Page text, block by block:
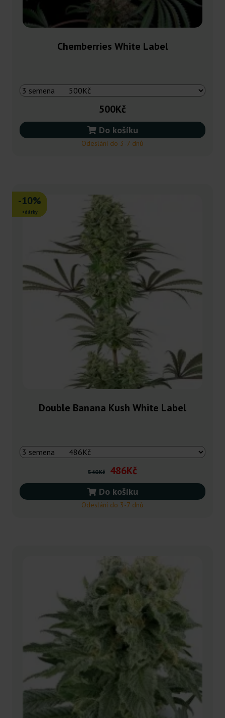
Chemberries White Label
500Kč
Do košíku
Odeslání do 3-7 dnů
-10%
+dárky
Double Banana Kush White Label
540Kč 486Kč
Do košíku
Odeslání do 3-7 dnů